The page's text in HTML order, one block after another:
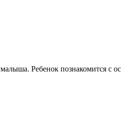
Ребенок познакомится